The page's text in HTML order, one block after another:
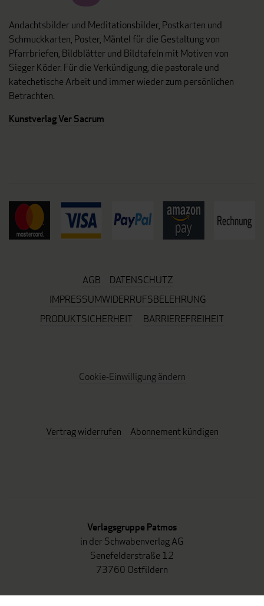
Andachtsbilder und Meditationsbilder, Postkarten und
Schmuckkarten, Poster, Mäntel für die Gestaltung von
Pfarrbriefen, Bildblätter und Bildtafeln mit Motiven von
Sieger Köder. Für die Verkündigung, die pastorale und
katechetische Arbeit und immer wieder zum persönlichen
Betrachten.
Kunstverlag Ver Sacrum
AGB
DATENSCHUTZ
IMPRESSUMWIDERRUFSBELEHRUNG
PRODUKTSICHERHEIT
BARRIEREFREIHEIT
Cookie-Einwilligung ändern
Vertrag widerrufen Abonnement kündigen
Verlagsgruppe Patmos
in der Schwabenverlag AG
Senefelderstraße 12
73760 Ostfildern